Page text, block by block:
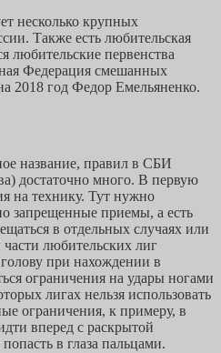
несколько крупных
Также есть любительская
любительские первенства
Федерация смешанных
2018 год Федор Емельяненко.
название, правил в СБИ
достаточно много. В первую
на технику. Тут нужно
запрещенные приемы, а есть
в отдельных случаях или
любительских лиг
при нахождении в
ограничения на удары ногами
лигах нельзя использовать
ограничения, к примеру, в
вперед с раскрытой
в глаза пальцами.